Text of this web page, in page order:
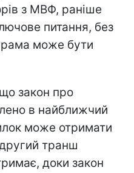
з МВФ, раніше
питання, без
може бути
закон про
в найближчий
може отримати
транш
доки закон